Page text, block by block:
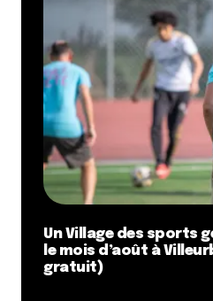
Un Village des sports
le mois d’août à
gratuit)